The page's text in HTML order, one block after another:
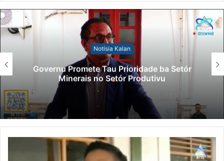
Notísia Kalan
Governu Promete Tau Prioridade ba Setór
Minerais no Setór Produtivu